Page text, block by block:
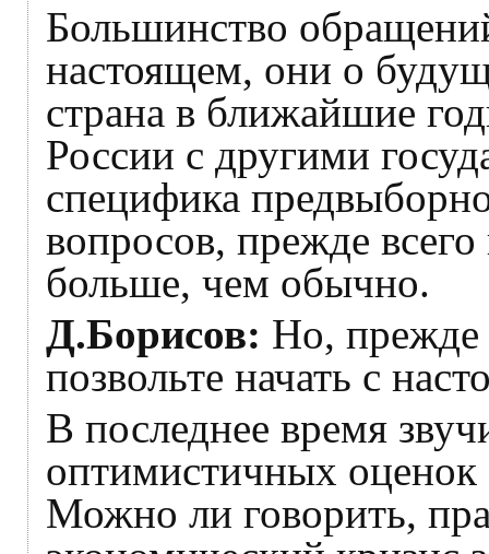
Большинство
настоящем, они о
страна в ближайшие
России с другими
специфика
вопросов, прежде
больше, чем обычно.
Д.Борисов: Но, прежде
позвольте начать с
В последнее время
оптимистичных
Можно ли говорить,